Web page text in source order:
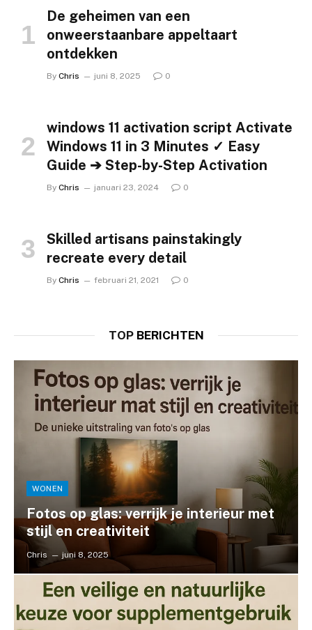
De geheimen van een
onweerstaanbare appeltaart
ontdekken
By Chris juni 8, 2025 0
windows 11 activation script Activate
Windows 11 in 3 Minutes ✓ Easy
Guide ➔ Step-by-Step Activation
By Chris januari 23, 2024 0
Skilled artisans painstakingly
recreate every detail
By Chris februari 21, 2021 0
TOPBERICHTEN
WONEN
Fotos op glas: verrijk je interieur met
stijl en creativiteit
Chris juni 8, 2025